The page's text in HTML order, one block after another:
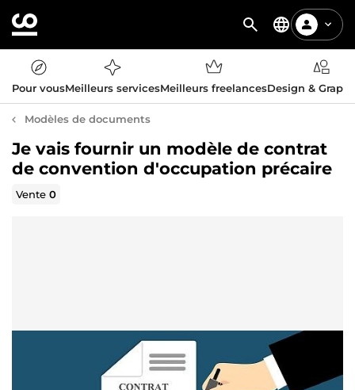
Pour vousMeilleurs servicesMeilleurs freelancesDesign &
Modèles de documents
Je vais fournir un modèle de contrat
de convention d'occupation précaire
Vente0